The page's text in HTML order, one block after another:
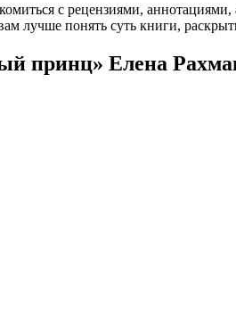
с рецензиями,
лучше понять суть книги,
принц» Елена